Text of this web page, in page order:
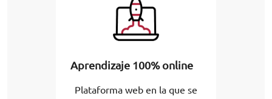
Aprendizaje 100% online
Plataforma web en la que se